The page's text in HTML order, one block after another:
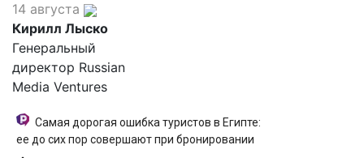
14 августа
Кирилл Лыско
Генеральный
директор Russian
Media Ventures
Самая дорогая ошибка туристов в Египте:
ее до сих пор совершают при бронировании